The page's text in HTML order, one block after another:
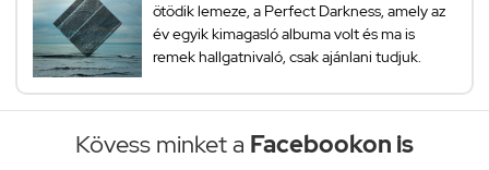
ötödik lemeze, a Perfect Darkness, amely az
év egyik kimagasló albuma volt és ma is
remek hallgatnivaló, csak ajánlani tudjuk.
Kövess minket a Facebookon is